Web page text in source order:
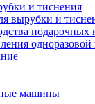
и тиснения
вырубки и
машины